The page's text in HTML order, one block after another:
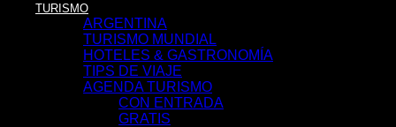
TURISMO
ARGENTINA
TURISMO MUNDIAL
HOTELES & GASTRONOMÍA
TIPS DE VIAJE
AGENDA TURISMO
CON ENTRADA
GRATIS